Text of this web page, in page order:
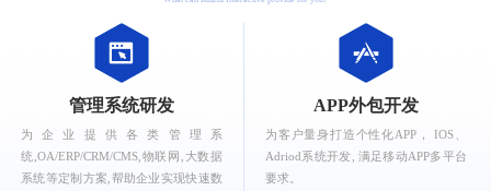
What can Ruizhi Interactive provide for you?
管理系统研发
为企业提供各类管理系
统,OA/ERP/CRM/CMS,物联网,大数据
系统等定制方案,帮助企业实现快速数
APP外包开发
为客户量身打造个性化APP， IOS、
Adriod系统开发, 满足移动APP多平台
要求。